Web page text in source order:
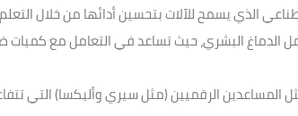
الذي يسمح للآلات بتحسين أدائها من خلال التعلم
الدماغ البشري، حيث تساعد في التعامل مع كميات
المساعدين الرقميين (مثل سيري وأليكسا) التي